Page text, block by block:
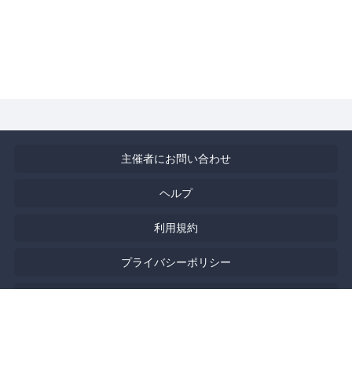
主催者にお問い合わせ
ヘルプ
利用規約
プライバシーポリシー